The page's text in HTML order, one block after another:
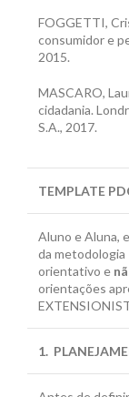
FOGGETTI,
consumidor e
2015.
MASCARO,
cidadania.
S.A., 2017.
TEMPLATE
Aluno e Aluna,
da metodologia
orientativo e
orientações
1.